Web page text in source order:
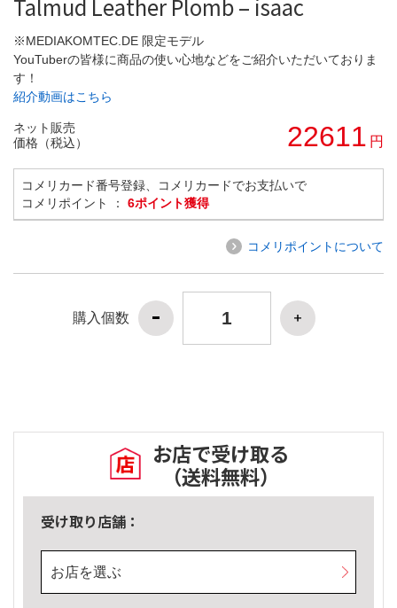
Talmud Leather Plomb – isaac
※MEDIAKOMTEC.DE 限定モデル
YouTuberの皆様に商品の使い心地などをご紹介いただいておりま
す！
紹介動画はこちら
ネット販売
価格（税込）
22611 円
コメリカード番号登録、コメリカードでお支払いで
コメリポイント ： 6ポイント獲得
コメリポイントについて
購入個数
お店で受け取る
（送料無料）
受け取り店舗：
お店を選ぶ